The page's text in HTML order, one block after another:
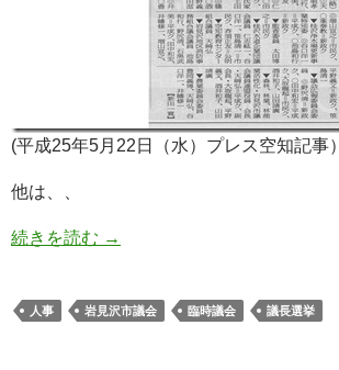
(平成25年5月22日（水）プレス空知記事）
他は、、
続きを読む →
人事 岩見沢市議会 臨時議会 議長選挙